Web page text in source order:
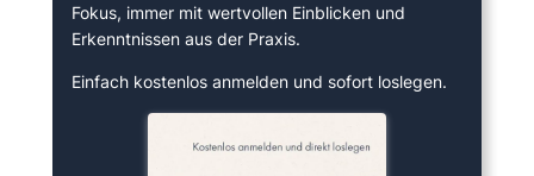
Fokus, immer mit wertvollen Einblicken und
Erkenntnissen aus der Praxis.
Einfach kostenlos anmelden und sofort loslegen.